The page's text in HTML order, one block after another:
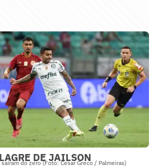
do zero (Foto: Cesar Greco / Palmeiras)
DE JAILSON